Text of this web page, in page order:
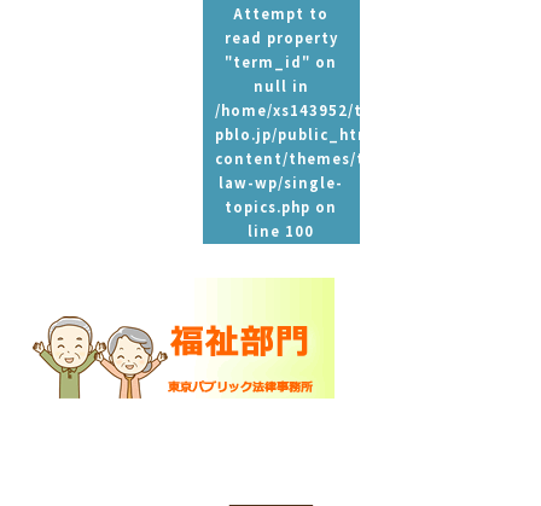
Attempt to
read property
"term_id" on
null in
/home/xs143952/t-
pblo.jp/public_html/wp-
content/themes/tpbc-
law-wp/single-
topics.php on
line 100